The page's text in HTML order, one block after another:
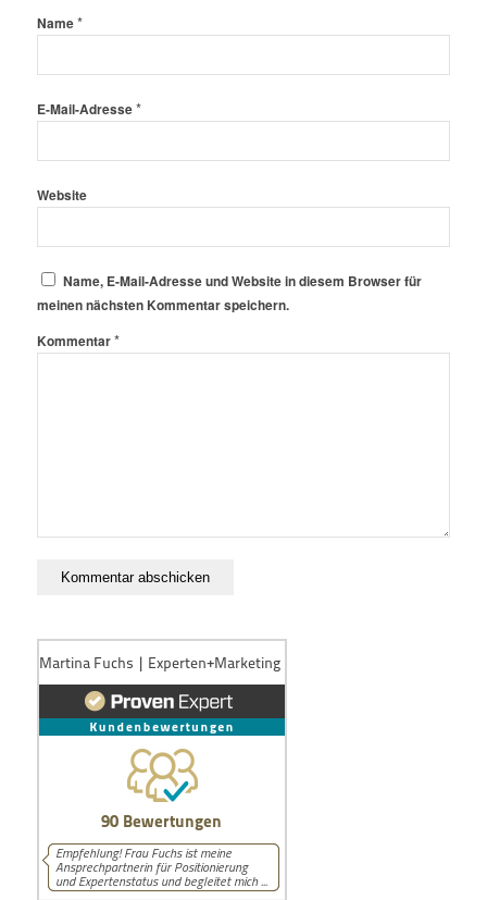
Name*
E-Mail-Adresse*
Website
Name, E-Mail-Adresse und Website in diesem Browser für
meinen nächsten Kommentar speichern.
Kommentar*